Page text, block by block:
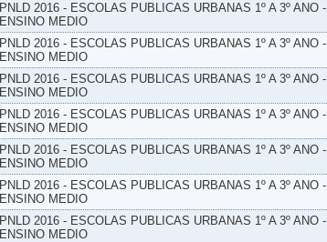
PNLD 2016 - ESCOLAS PUBLICAS URBANAS 1º A 3º ANO -
ENSINO MEDIO
PNLD 2016 - ESCOLAS PUBLICAS URBANAS 1º A 3º ANO -
ENSINO MEDIO
PNLD 2016 - ESCOLAS PUBLICAS URBANAS 1º A 3º ANO -
ENSINO MEDIO
PNLD 2016 - ESCOLAS PUBLICAS URBANAS 1º A 3º ANO -
ENSINO MEDIO
PNLD 2016 - ESCOLAS PUBLICAS URBANAS 1º A 3º ANO -
ENSINO MEDIO
PNLD 2016 - ESCOLAS PUBLICAS URBANAS 1º A 3º ANO -
ENSINO MEDIO
PNLD 2016 - ESCOLAS PUBLICAS URBANAS 1º A 3º ANO -
ENSINO MEDIO